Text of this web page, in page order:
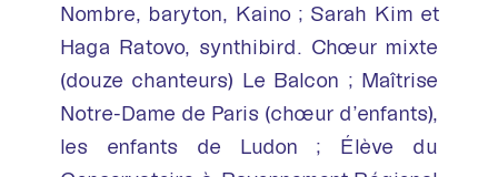
Nombre, baryton, Kaino ; Sarah Kim et
Haga Ratovo, synthibird. Chœur mixte
(douze chanteurs) Le Balcon ; Maîtrise
Notre-Dame de Paris (chœur d’enfants),
les enfants de Ludon ; Élève du